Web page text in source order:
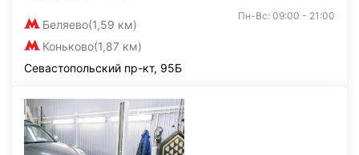
Беляево(1,59 км)
Коньково(1,87 км)
Пн-Вс: 09:00 - 21:00
Севастопольский пр-кт, 95Б